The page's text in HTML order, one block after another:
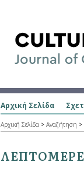
Αρχική Σελίδα
Αρχική Σελίδα > Αναζήτηση >